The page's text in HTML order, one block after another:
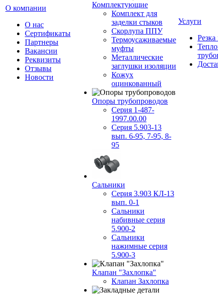
О компании
О нас
Сертификаты
Партнеры
Вакансии
Реквизиты
Отзывы
Новости
Комплектующие
Комплект для
заделки стыков
Скорлупа ППУ
Термоусаживаемые
муфты
Металлические
заглушки изоляции
Кожух
оцинкованный
Опоры трубопроводов
Серия 1-487-
1997.00.00
Серия 5.903-13
вып. 6-95, 7-95, 8-
95
Сальники
Серия 3.903 КЛ-13
вып. 0-1
Сальники
набивные серия
5.900-2
Сальники
нажимные серия
5.900-3
Клапан "Захлопка"
Клапан Захлопка
Услуги
Резка